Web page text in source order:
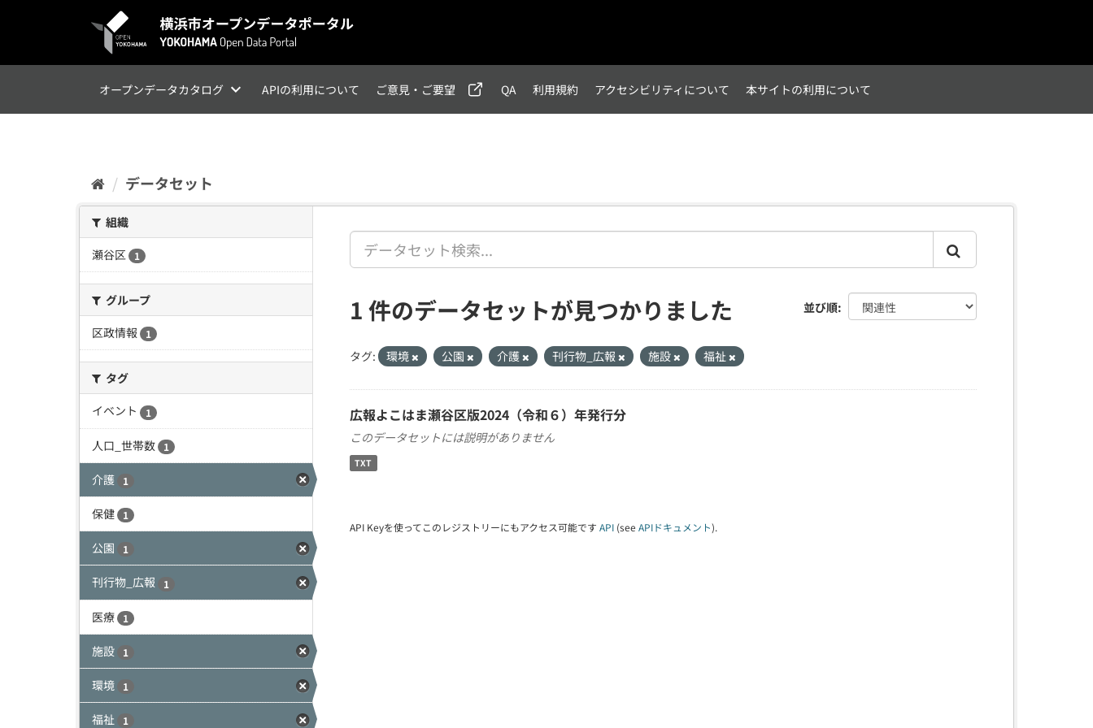
オープンデータカタログ APIの利用について ご意見・ご要望 QA 利用規約 アクセシビリティについて 本サイトの利用について
データセット
組織
瀬谷区
1
グループ
区政情報
1
タグ
イベント
1
人口_世帯数 1
介護 1
保健 1
公園 1
刊行物_広報 1
医療 1
施設 1
環境 1
福祉 1
並び順
1 件のデータセットが見つかりました
タグ: 環境 公園 介護 刊行物_広報 施設 福祉
広報よこはま瀬谷区版2024（令和６）年発行分
このデータセットには説明がありません
TXT
API Keyを使ってこのレジストリーにもアクセス可能です API (see APIドキュメント).